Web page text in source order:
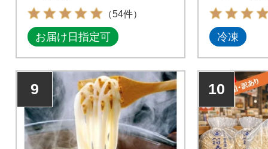
（54件）
お届け日指定可
す。
冷凍
9 10